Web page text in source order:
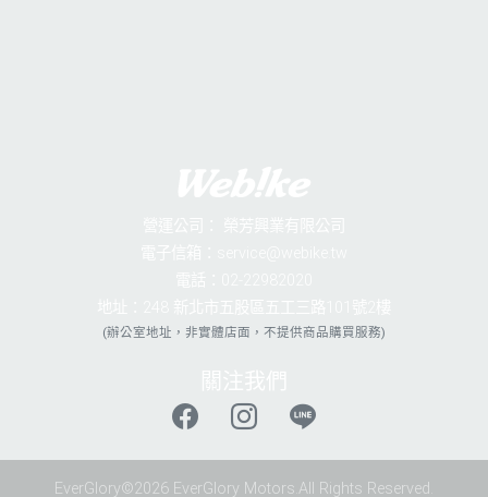
(辦公室地址，非實體店面，不提供商品購買服務)
EverGlory©2026 EverGlory Motors.All Rights Reserved.